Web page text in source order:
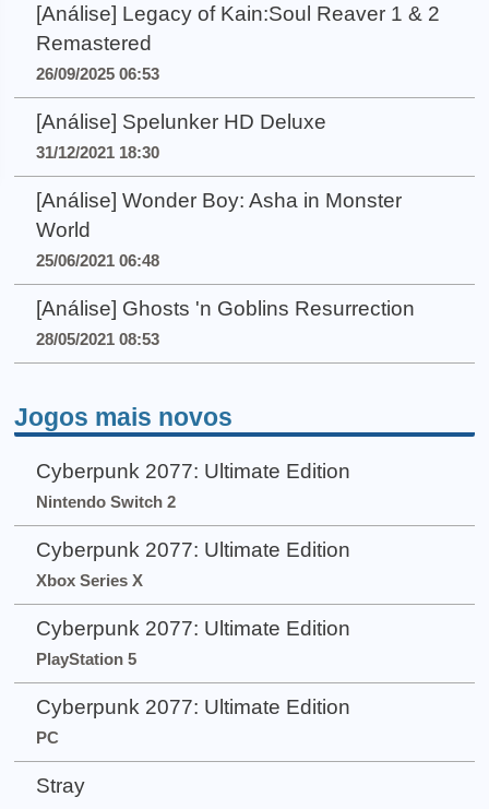
[Análise] Legacy of Kain:Soul Reaver 1 & 2
Remastered
26/09/2025 06:53
[Análise] Spelunker HD Deluxe
31/12/2021 18:30
[Análise] Wonder Boy: Asha in Monster
World
25/06/2021 06:48
[Análise] Ghosts 'n Goblins Resurrection
28/05/2021 08:53
Jogos mais novos
Cyberpunk 2077: Ultimate Edition
Nintendo Switch 2
Cyberpunk 2077: Ultimate Edition
Xbox Series X
Cyberpunk 2077: Ultimate Edition
PlayStation 5
Cyberpunk 2077: Ultimate Edition
PC
Stray